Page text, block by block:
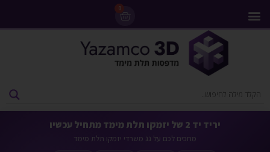
0
יריד יד 2 של יזמקו תלת מימד מתחיל עכשיו
מחכים לכם על גג משרדי יזמקו תלת מימד